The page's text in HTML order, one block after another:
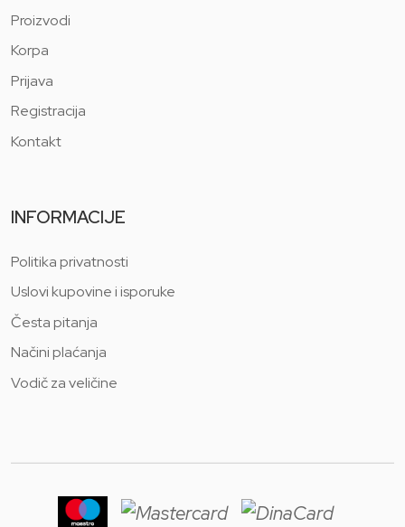
Proizvodi
Korpa
Prijava
Registracija
Kontakt
INFORMACIJE
Politika privatnosti
Uslovi kupovine i isporuke
Česta pitanja
Načini plaćanja
Vodič za veličine